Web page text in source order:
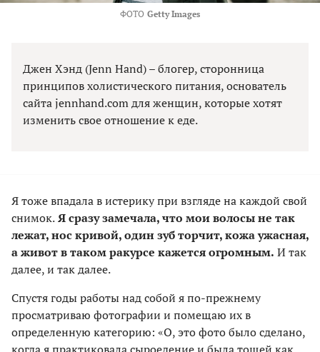
ФОТО Getty Images
Джен Хэнд (Jenn Hand) – блогер, сторонница
принципов холистического питания, основатель
сайта jennhand.com для женщин, которые хотят
изменить свое отношение к еде.
Я тоже впадала в истерику при взгляде на каждой свой
снимок.Я сразу замечала, что мои волосы не так
лежат, нос кривой, один зуб торчит, кожа ужасная,
а живот в таком ракурсе кажется огромным. И так
далее, и так далее.
Спустя годы работы над собой я по-прежнему
просматриваю фотографии и помещаю их в
определенную категорию: «О, это фото было сделано,